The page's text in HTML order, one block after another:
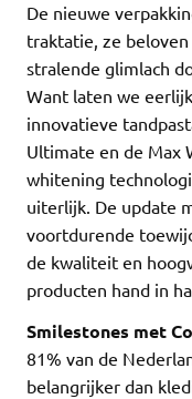
De nieuwe
traktatie, ze
stralende glimlach
Want laten we
innovatieve
Ultimate en de Max
whitening
uiterlijk. De update
voortdurende
de kwaliteit en
producten hand in
Smilestones met
81% van de
belangrijker dan